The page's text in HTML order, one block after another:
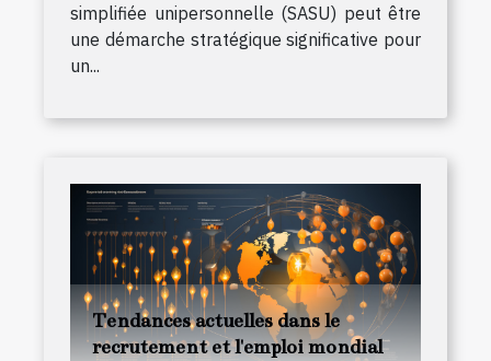
simplifiée unipersonnelle (SASU) peut être
une démarche stratégique significative pour
un...
Tendances actuelles dans le
recrutement et l'emploi mondial